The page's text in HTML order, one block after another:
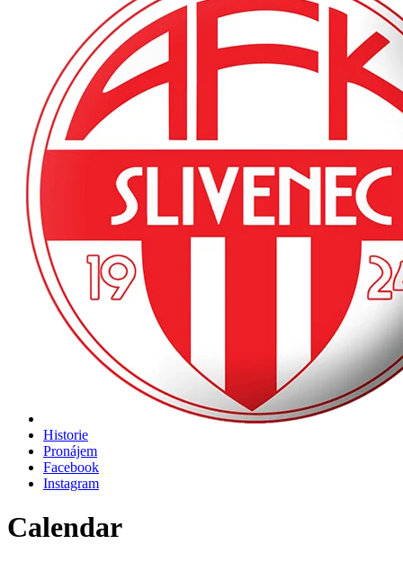
Historie
Pronájem
Facebook
Instagram
Calendar